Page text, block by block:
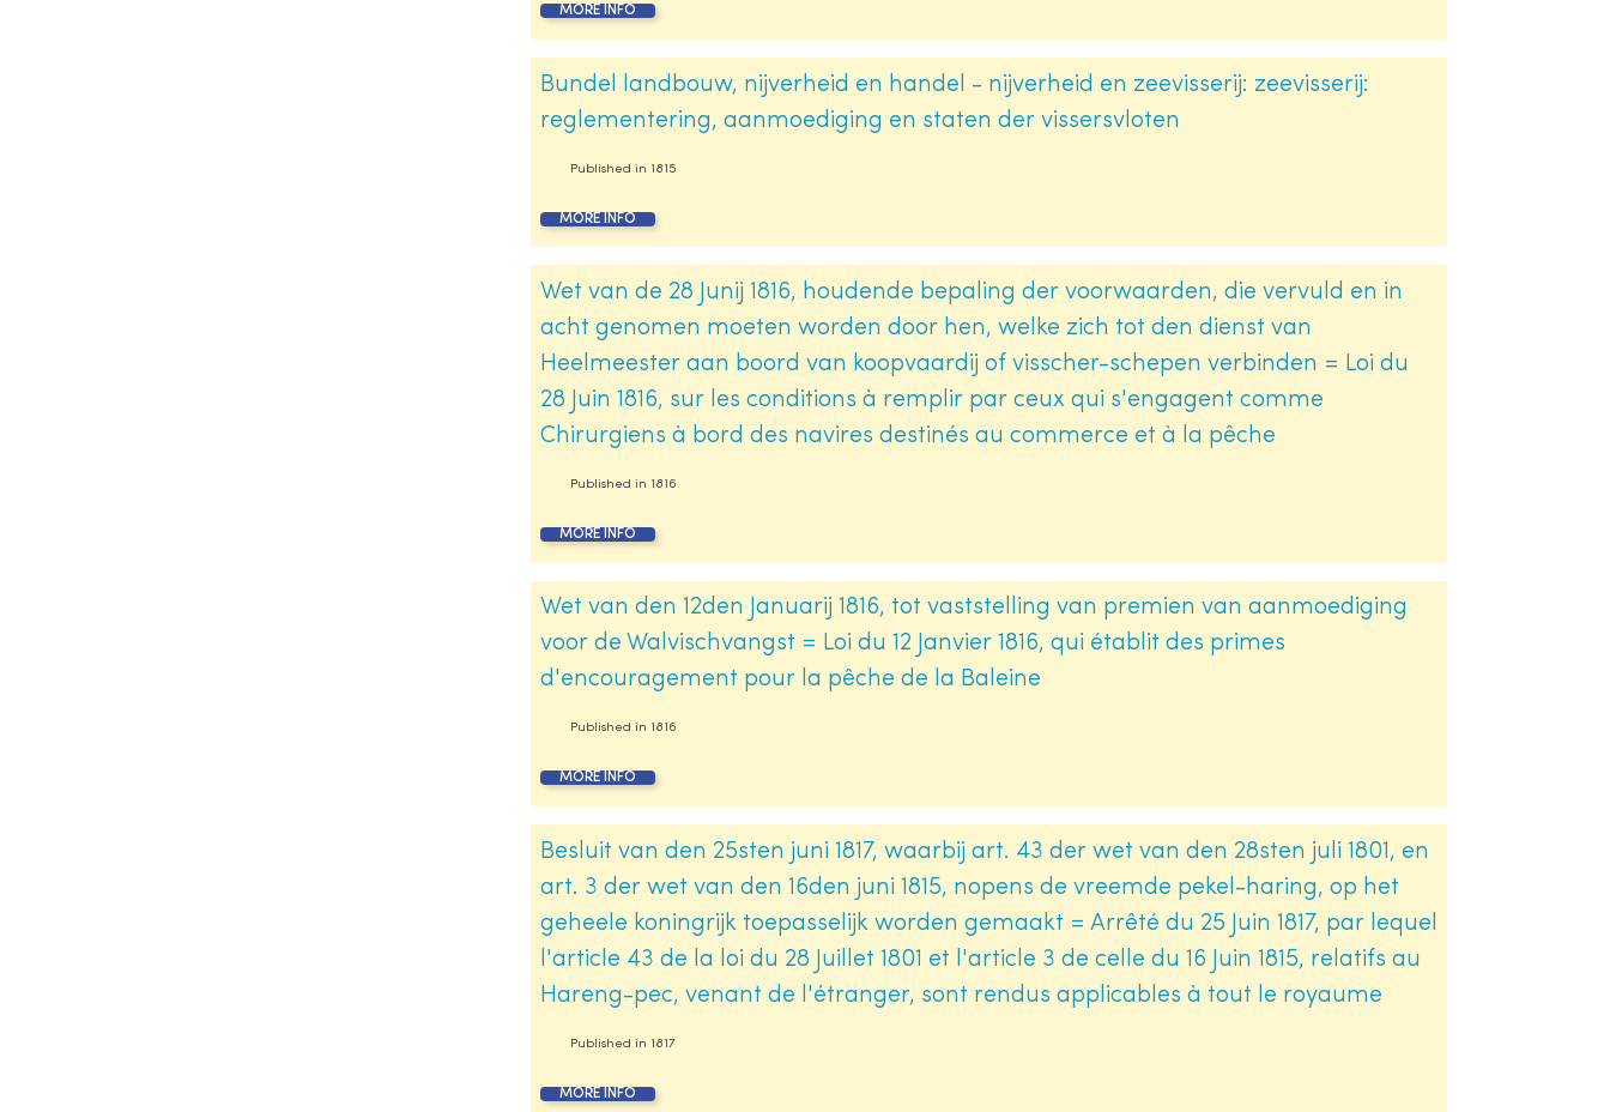
MORE INFO
Bundel landbouw, nijverheid en handel - nijverheid en zeevisserij: zeevisserij:
reglementering, aanmoediging en staten der vissersvloten
Published in 1815
MORE INFO
Wet van de 28 Junij 1816, houdende bepaling der voorwaarden, die vervuld en in
acht genomen moeten worden door hen, welke zich tot den dienst van
Heelmeester aan boord van koopvaardij of visscher-schepen verbinden = Loi du
28 Juin 1816, sur les conditions à remplir par ceux qui s'engagent comme
Chirurgiens à bord des navires destinés au commerce et à la pêche
Published in 1816
MORE INFO
Wet van den 12den Januarij 1816, tot vaststelling van premien van aanmoediging
voor de Walvischvangst = Loi du 12 Janvier 1816, qui établit des primes
d'encouragement pour la pêche de la Baleine
Published in 1816
MORE INFO
Besluit van den 25sten juni 1817, waarbij art. 43 der wet van den 28sten juli 1801, en
art. 3 der wet van den 16den juni 1815, nopens de vreemde pekel-haring, op het
geheele koningrijk toepasselijk worden gemaakt = Arrêté du 25 Juin 1817, par lequel
l'article 43 de la loi du 28 Juillet 1801 et l'article 3 de celle du 16 Juin 1815, relatifs au
Hareng-pec, venant de l'étranger, sont rendus applicables à tout le royaume
Published in 1817
MORE INFO